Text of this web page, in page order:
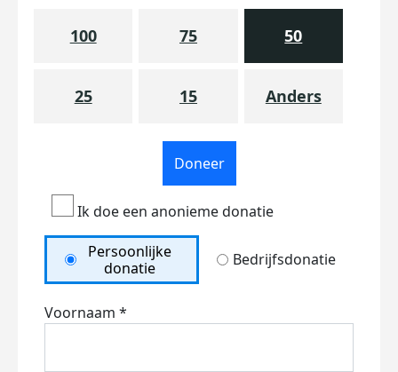
100 75 50
25 15 Anders
Doneer
Ik doe een anonieme donatie
Persoonlijke
donatie
Bedrijfsdonatie
Voornaam *